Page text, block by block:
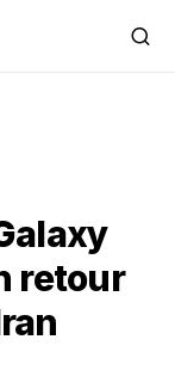
retour